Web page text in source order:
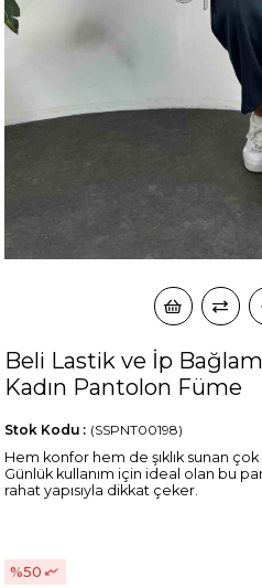
Beli Lastik ve İp
Kadın Pantolon Füme
(SSPNT00198)
Stok Kodu
Hem konfor hem de şıklık sunan
Günlük kullanım için ideal olan bu
rahat yapısıyla dikkat çeker.
50